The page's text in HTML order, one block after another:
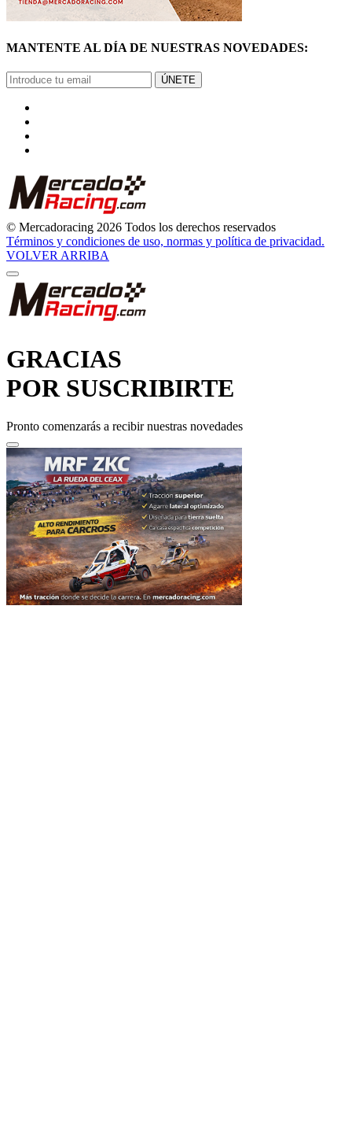
© Mercadoracing 2026 Todos los derechos reservados
Términos y condiciones de uso, normas y política de privacidad.
VOLVER ARRIBA
POR SUSCRIBIRTE